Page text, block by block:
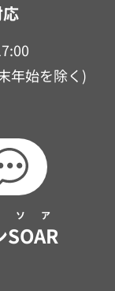
SOAR
ソア
年始を除く)